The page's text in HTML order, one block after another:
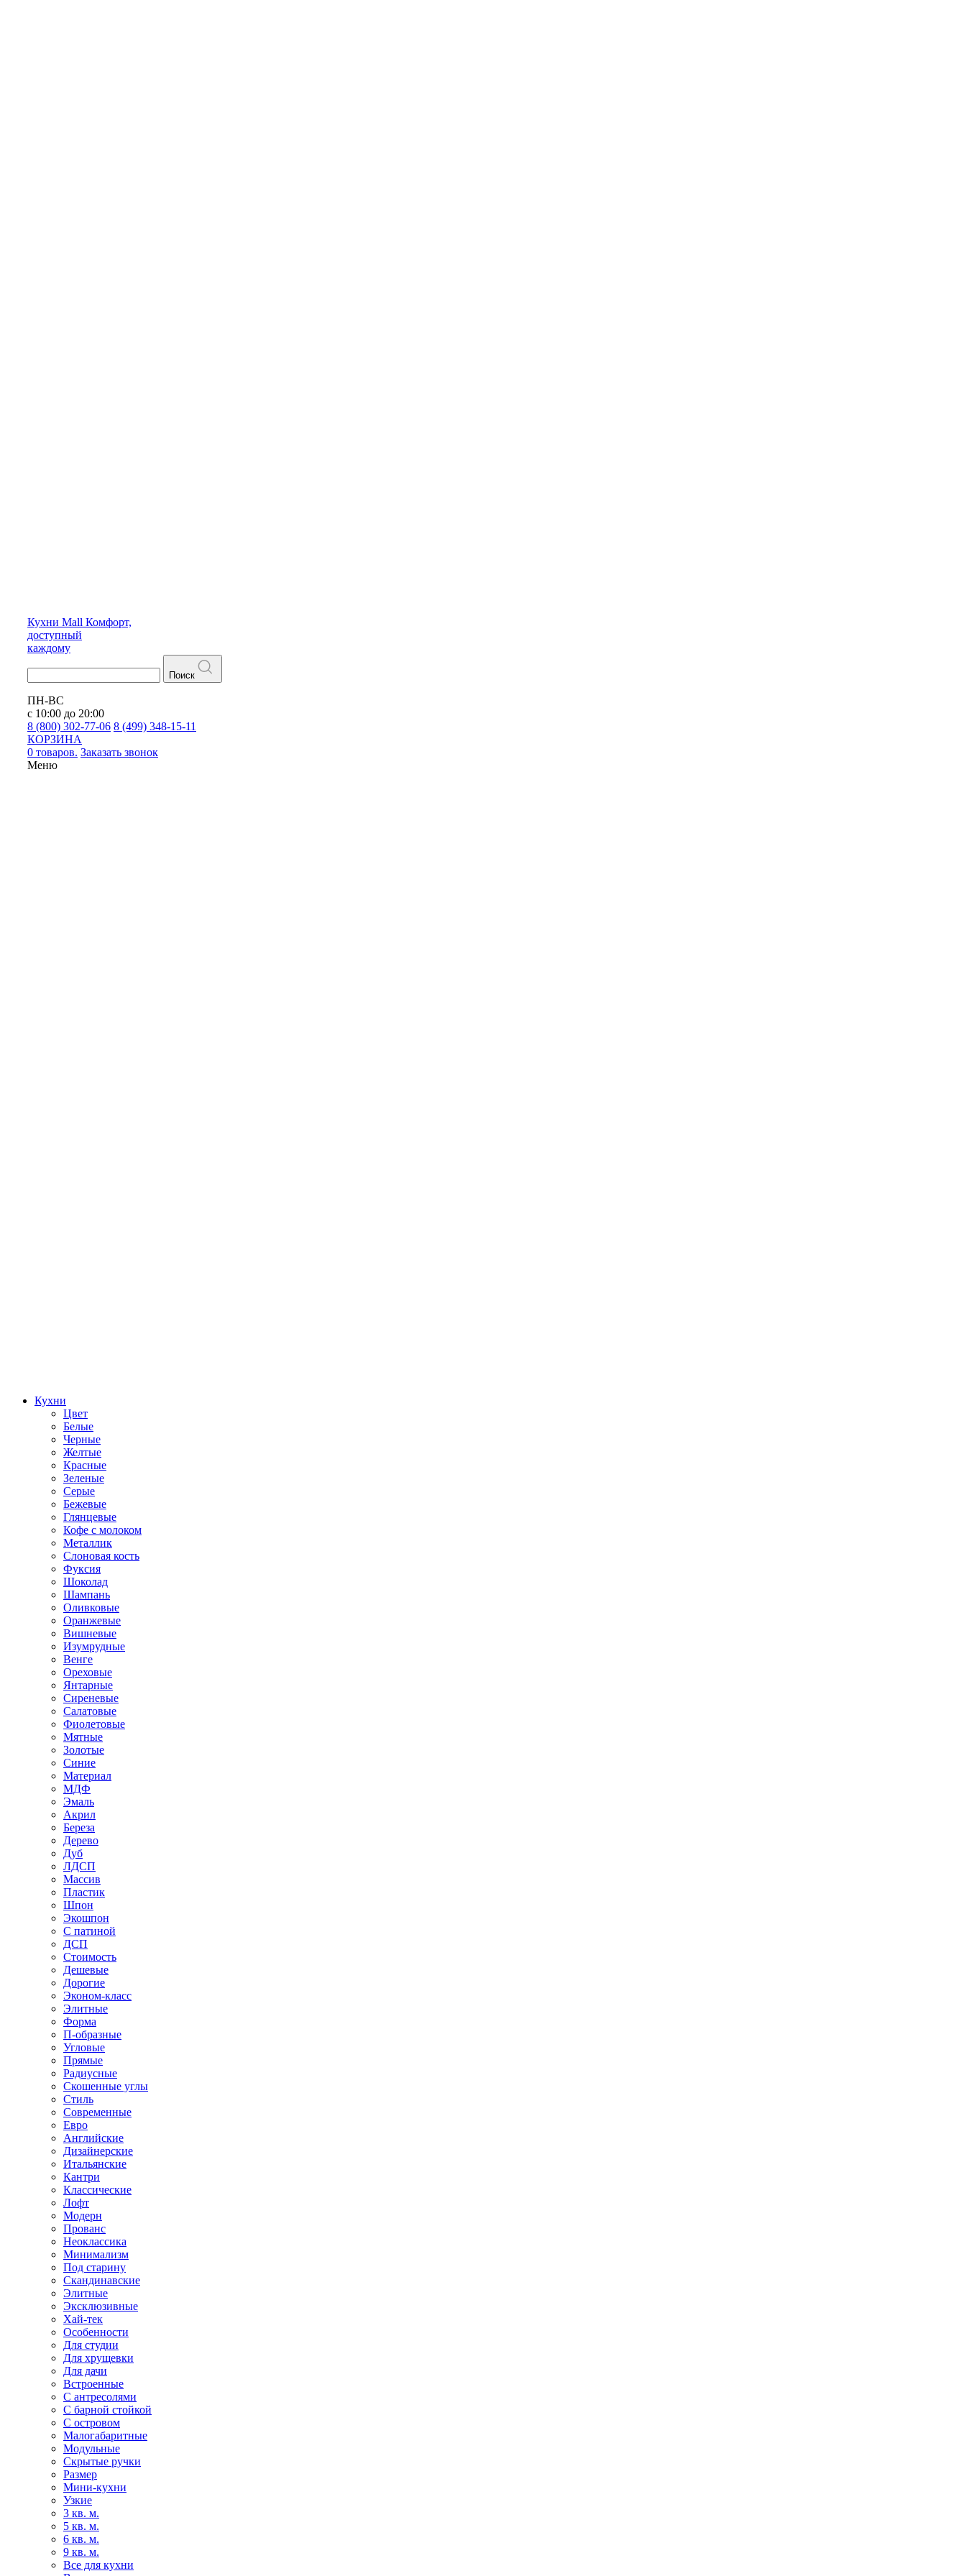
Кухни Mall Комфорт,
доступный
каждому
Поиск
ПН-ВС
с 10:00 до 20:00
8 (800) 302-77-06 8 (499) 348-15-11
КОРЗИНА
0 товаров. Заказать звонок
Меню
Кухни
Цвет
Белые
Черные
Желтые
Красные
Зеленые
Серые
Бежевые
Глянцевые
Кофе с молоком
Металлик
Слоновая кость
Фуксия
Шоколад
Шампань
Оливковые
Оранжевые
Вишневые
Изумрудные
Венге
Ореховые
Янтарные
Сиреневые
Салатовые
Фиолетовые
Мятные
Золотые
Синие
Материал
МДФ
Эмаль
Акрил
Береза
Дерево
Дуб
ЛДСП
Массив
Пластик
Шпон
Экошпон
С патиной
ДСП
Стоимость
Дешевые
Дорогие
Эконом-класс
Элитные
Форма
П-образные
Угловые
Прямые
Радиусные
Скошенные углы
Стиль
Современные
Евро
Английские
Дизайнерские
Итальянские
Кантри
Классические
Лофт
Модерн
Прованс
Неоклассика
Минимализм
Под старину
Скандинавские
Элитные
Эксклюзивные
Хай-тек
Особенности
Для студии
Для хрущевки
Для дачи
Встроенные
С антресолями
С барной стойкой
С островом
Малогабаритные
Модульные
Скрытые ручки
Размер
Мини-кухни
Узкие
3 кв. м.
5 кв. м.
6 кв. м.
9 кв. м.
Все для кухни